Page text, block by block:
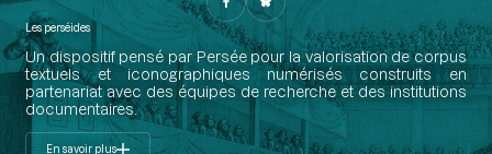
Les perséides
Un dispositif pensé par Persée pour la valorisation de corpus
textuels et iconographiques numérisés construits en
partenariat avec des équipes de recherche et des institutions
documentaires.
En savoir plus